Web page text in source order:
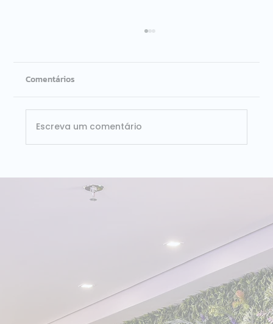
ISG Provider Lens Databricks Brasil 2026:
Dataside é líder nos dois quadrantes
avaliados
Comentários
Escreva um comentário